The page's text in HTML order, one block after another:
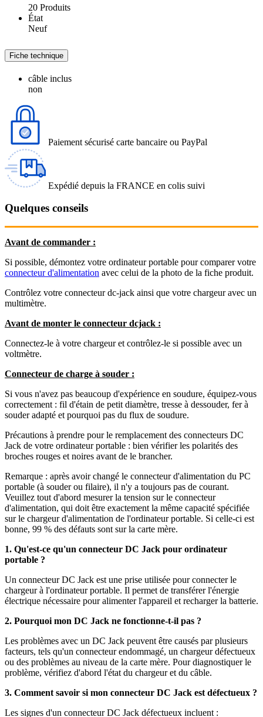
20 Produits
État
Neuf
Fiche technique
câble inclus
non
Paiement sécurisé carte bancaire ou PayPal
Expédié depuis la FRANCE en colis suivi
Quelques conseils
Avant de commander :
Si possible, démontez votre ordinateur portable pour comparer votre
connecteur d'alimentation avec celui de la photo de la fiche produit.
Contrôlez votre connecteur dc-jack ainsi que votre chargeur avec un
multimètre.
Avant de monter le connecteur dcjack :
Connectez-le à votre chargeur et contrôlez-le si possible avec un
voltmètre.
Connecteur de charge à souder :
Si vous n'avez pas beaucoup d'expérience en soudure, équipez-vous
correctement : fil d'étain de petit diamètre, tresse à dessouder, fer à
souder adapté et pourquoi pas du flux de soudure.
Précautions à prendre pour le remplacement des connecteurs DC
Jack de votre ordinateur portable : bien vérifier les polarités des
broches rouges et noires avant de le brancher.
Remarque : après avoir changé le connecteur d'alimentation du PC
portable (à souder ou filaire), il n'y a toujours pas de courant.
Veuillez tout d'abord mesurer la tension sur le connecteur
d'alimentation, qui doit être exactement la même capacité spécifiée
sur le chargeur d'alimentation de l'ordinateur portable. Si celle-ci est
bonne, 99 % des défauts sont sur la carte mère.
1. Qu'est-ce qu'un connecteur DC Jack pour ordinateur
portable ?
Un connecteur DC Jack est une prise utilisée pour connecter le
chargeur à l'ordinateur portable. Il permet de transférer l'énergie
électrique nécessaire pour alimenter l'appareil et recharger la batterie.
2. Pourquoi mon DC Jack ne fonctionne-t-il pas ?
Les problèmes avec un DC Jack peuvent être causés par plusieurs
facteurs, tels qu'un connecteur endommagé, un chargeur défectueux
ou des problèmes au niveau de la carte mère. Pour diagnostiquer le
problème, vérifiez d'abord l'état du chargeur et du câble.
3. Comment savoir si mon connecteur DC Jack est défectueux ?
Les signes d'un connecteur DC Jack défectueux incluent :